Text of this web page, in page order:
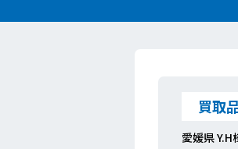
買取
愛媛県